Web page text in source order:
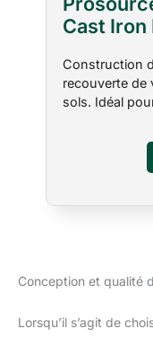
Cast
Yellow
Construction
recouverte de
sols. Idéal
Entraînement
cardio et la
entraînement
entraînements
swings, les
Conception et qualité
Lorsqu’il s’agit de